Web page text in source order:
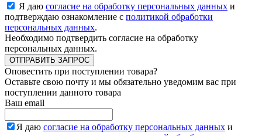
Я даю согласие на обработку персональных данных и
подтверждаю ознакомление с политикой обработки
персональных данных.
Необходимо подтвердить согласие на обработку
персональных данных.
ОТПРАВИТЬ ЗАПРОС
Оповестить при поступлении товара?
Оставьте свою почту и мы обязательно уведомим вас при
поступлении данното товара
Ваш email
Я даю согласие на обработку персональных данных и